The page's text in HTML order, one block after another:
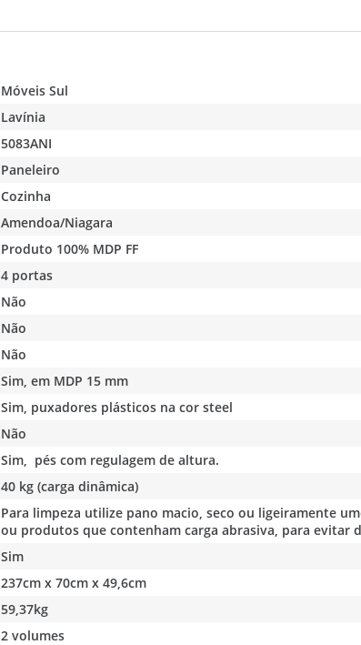
Móveis Sul
Lavínia
5083ANI
Paneleiro
Cozinha
Amendoa/Niagara
Produto 100% MDP FF
4 portas
Não
Não
Não
Sim, em MDP 15 mm
Sim, puxadores plásticos na cor steel
Não
Sim, pés com regulagem de altura.
40 kg (carga dinâmica)
Para limpeza utilize pano macio, seco ou ligeiramente
ou produtos que contenham carga abrasiva, para evitar
Sim
237cm x 70cm x 49,6cm
59,37kg
2 volumes